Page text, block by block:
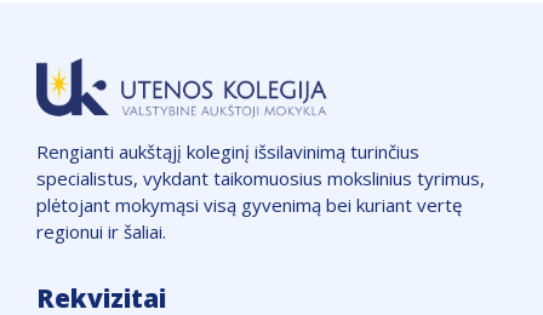
Rengianti aukštąjį koleginį išsilavinimą turinčius
specialistus, vykdant taikomuosius mokslinius tyrimus,
plėtojant mokymąsi visą gyvenimą bei kuriant vertę
regionui ir šaliai.
Rekvizitai